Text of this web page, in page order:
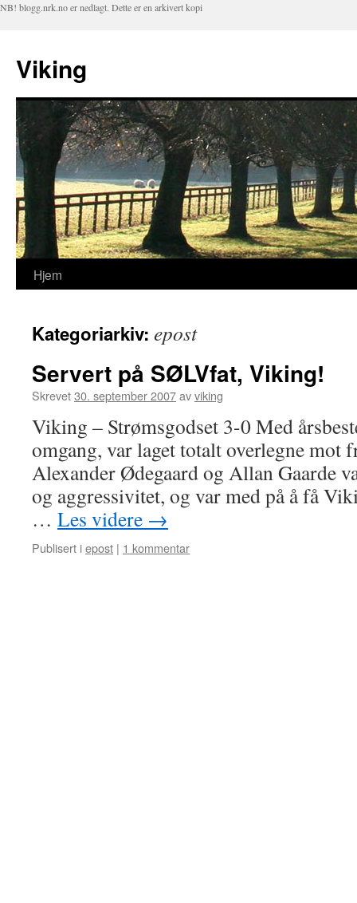
NB! blogg.nrk.no er nedlagt. Dette er en arkivert kopi
Viking
Hopp
innhold
Hjem
Kategoriarkiv: epost
Servert på SØLVfat, Viking!
Skrevet30. september 2007avviking
Viking – Strømsgodset 3-0 Med
omgang, var laget totalt overlegne mot
Alexander Ødegaard og Allan Gaarde
og aggressivitet, og var med på å få
… Les videre →
Publisert iepost | 1 kommentar